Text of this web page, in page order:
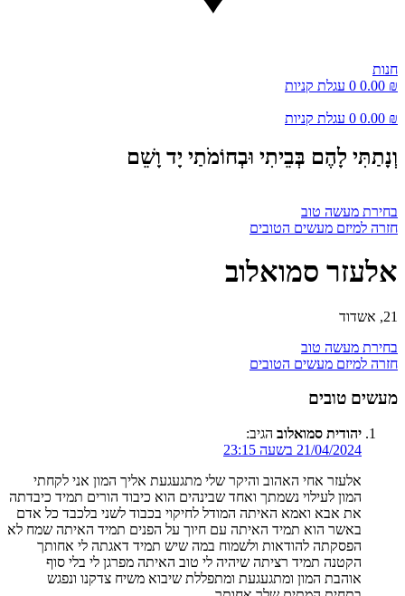
חנות
0.00 ₪
0 עגלת קניות
0.00 ₪
0 עגלת קניות
וְנָתַתִּי לָהֶם בְּבֵיתִי וּבְחוֹמֹתַי יָד וָשֵׁם
בחירת מעשה טוב
חזרה למיזם מעשים הטובים
אלעזר סמואלוב
21, אשדוד
בחירת מעשה טוב
חזרה למיזם מעשים הטובים
מעשים טובים
יהודית סמואלוב הגיב:
21/04/2024 בשעה 23:15
אלעזר אחי האהוב והיקר שלי מתגעגעת אליך המון אני לקחתי
המון לעילוי נשמתך ואחד שבינהים הוא כיבוד הורים תמיד כיבדתה
את אבא ואמא האיתה המודל לחיקוי בכבוד לשני בלכבד כל אדם
באשר הוא תמיד האיתה עם חיוך על הפנים תמיד האיתה שמח לא
הפסקתה להודאות ולשמוח במה שיש תמיד דאגתה לי אחותך
הקטנה תמיד רציתה שיהיה לי טוב האיתה מפרגן לי בלי סוף
אוהבת המון ומתגעגעת ומתפללת שיבוא משיח צדקנו ונפגש